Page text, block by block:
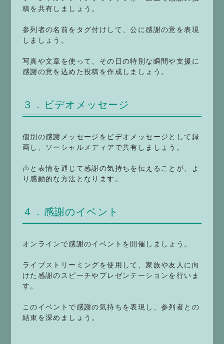
稿を共有しましょう。
参列者の名前をタグ付けして、公に感謝の意を表現
しましょう。
写真や文章を使って、その日の特別な瞬間や支援に
感謝の意を込めた投稿を作成しましょう。
３．ビデオメッセージ
個別の感謝メッセージをビデオメッセージとして録
画し、ソーシャルメディアで共有しましょう。
声と表情を通じて感謝の気持ちを伝えることが、よ
り感動的な方法となります。
４．感謝のイベント
オンラインで感謝のイベントを開催しましょう。
ライブストリーミングを使用して、家族や友人に向
けた感謝のスピーチやプレゼンテーションを行いま
す。
このイベントで感謝の気持ちを表現し、参列者との
結束を深めましょう。